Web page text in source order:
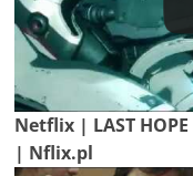
Netflix | LAST
| Nflix.pl